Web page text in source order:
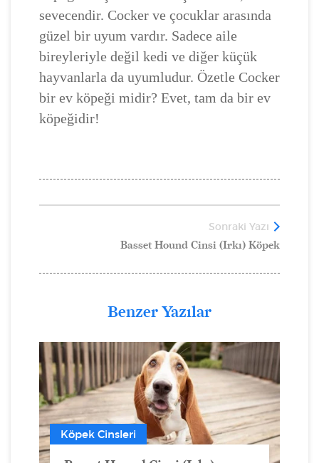
sevecendir. Cocker ve çocuklar arasında
güzel bir uyum vardır. Sadece aile
bireyleriyle değil kedi ve diğer küçük
hayvanlarla da uyumludur. Özetle Cocker
bir ev köpeği midir? Evet, tam da bir ev
köpeğidir!
Sonraki Yazı
Basset Hound Cinsi (Irkı) Köpek
Benzer Yazılar
Köpek Cinsleri